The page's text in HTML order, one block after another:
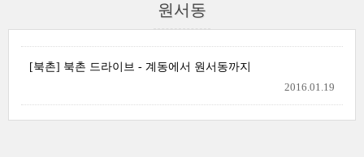
원서동
[북촌] 북촌 드라이브 - 계동에서 원서동까지
2016.01.19